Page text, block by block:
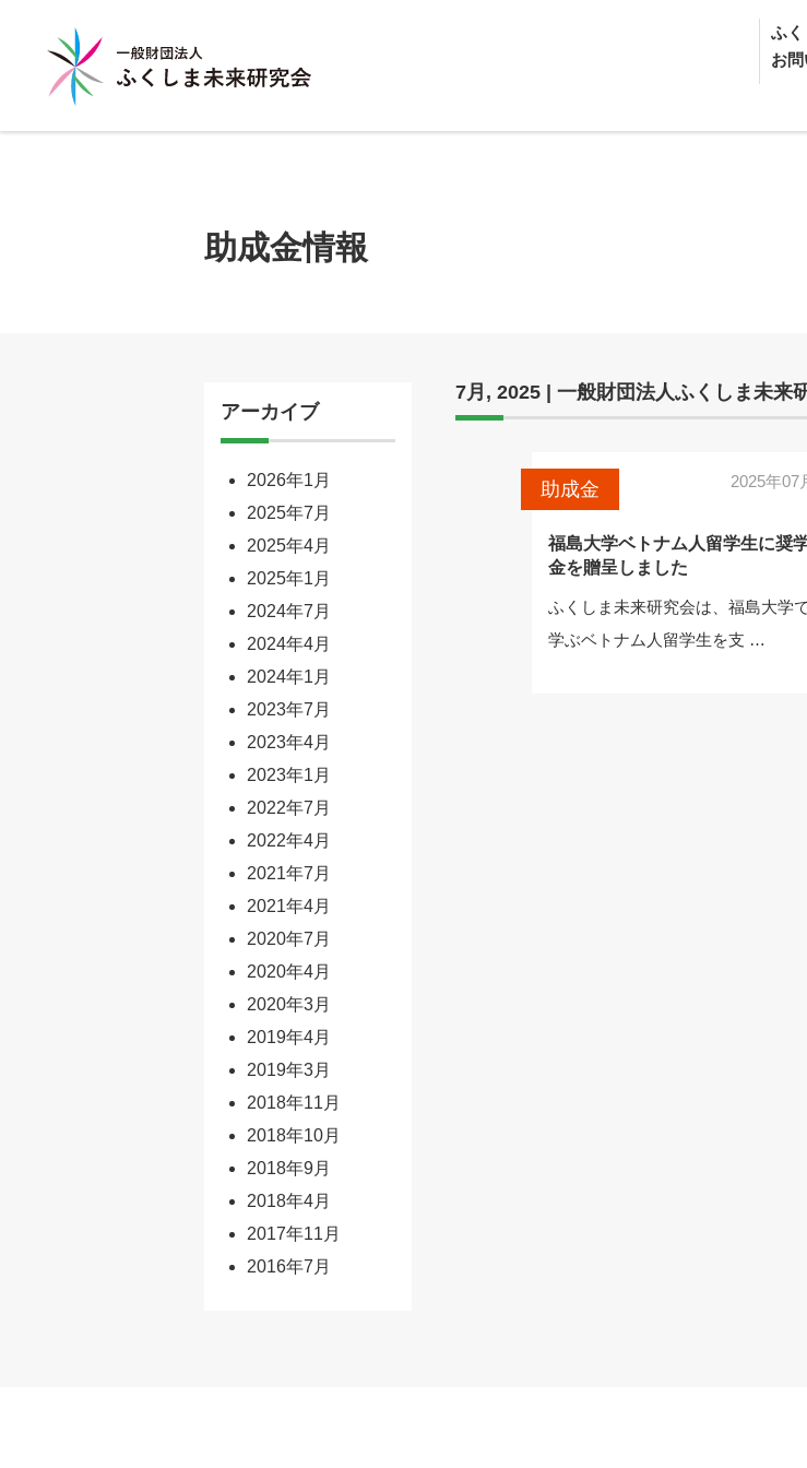
ふ
お
助成金情報
7月, 2025 | 一般財団法人ふくしま未来
助成金 2025年07
福島大学ベトナム人留学生に奨
金を贈呈しました
ふくしま未来研究会は、福島大学
学ぶベトナム人留学生を支 …
アーカイブ
2026年1月
2025年7月
2025年4月
2025年1月
2024年7月
2024年4月
2024年1月
2023年7月
2023年4月
2023年1月
2022年7月
2022年4月
2021年7月
2021年4月
2020年7月
2020年4月
2020年3月
2019年4月
2019年3月
2018年11月
2018年10月
2018年9月
2018年4月
2017年11月
2016年7月